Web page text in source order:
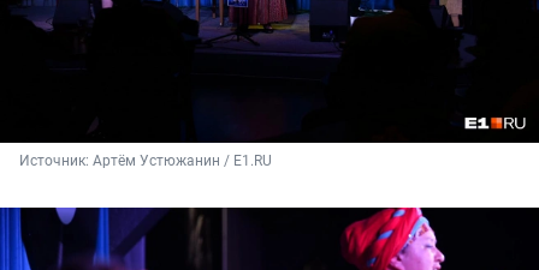
Источник: Артём Устюжанин / E1.RU